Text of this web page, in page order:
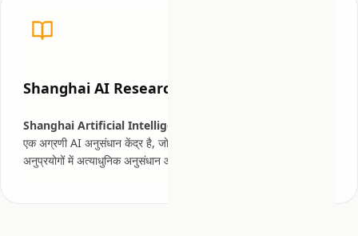
Shanghai AI Research Institute
Shanghai Artificial Intelligence Research Institute
एक अग्रणी AI अनुसंधान केंद्र है, जो कृत्रिम बुद्धिमत्ता और इसके औद्योगिक
अनुप्रयोगों में अत्याधुनिक अनुसंधान और नवाचार को आगे बढ़ाता है।